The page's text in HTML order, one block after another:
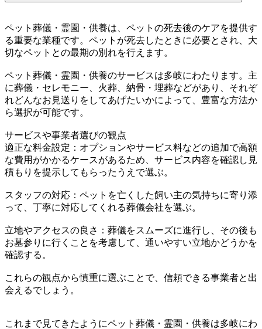
ペット葬儀・霊園・供養は、ペットの死去後のケアを提供す
る重要な業種です。ペットが死去したときに必要とされ、大
切なペットとの最期の別れを行えます。
ペット葬儀・霊園・供養のサービスは多岐にわたります。主
に葬儀・セレモニー、火葬、納骨・埋葬などがあり、それぞ
れどんなお見送りをしてあげたいかによって、豊富な方法か
ら選択が可能です。
サービスや事業者選びの観点
適正な料金設定：オプションやサービス料などの追加で高額
な費用がかかるケースがあるため、サービス内容を確認し見
積もりを提示してもらったうえで選ぶ。
スタッフの対応：ペットを亡くした飼い主の気持ちに寄り添
って、丁寧に対応してくれる葬儀会社を選ぶ。
立地やアクセスの良さ：葬儀をスムーズに進行し、その後も
お墓参りに行くことを考慮して、通いやすい立地かどうかを
確認する。
これらの観点から慎重に選ぶことで、信頼できる事業者と出
会えるでしょう。
これまで見てきたようにペット葬儀・霊園・供養は多岐にわ